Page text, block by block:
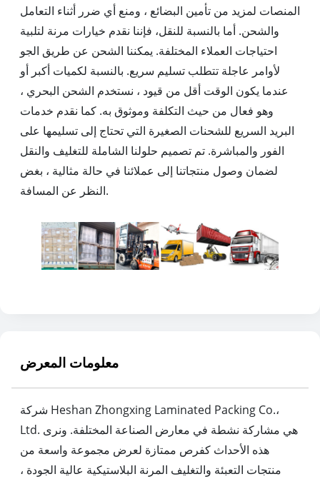
المنصات لمزيد من تأمين البضائع ، ومنع أي ضرر أثناء التعامل
والشحن. أما بالنسبة للنقل، فإننا نقدم خيارات مرنة لتلبية
احتياجات العملاء المختلفة. يمكننا الشحن عن طريق الجو
لأوامر عاجلة تتطلب تسليم سريع. بالنسبة لكميات أكبر أو
عندما يكون الوقت أقل من قيود ، نستخدم الشحن البحري ،
وهو فعال من حيث التكلفة وموثوق به. كما نقدم خدمات
البريد السريع للشحنات الصغيرة التي تحتاج إلى تسليمها على
الفور والمباشرة. تم تصميم حلولنا الشاملة للتغليف والنقل
لضمان وصول منتجاتنا إلى عملائنا في حالة مثالية ، بغض
النظر عن المسافة.
معلومات المعرض
شركة Heshan Zhongxing Laminated Packing Co.،
Ltd. هي مشاركة نشطة في معارض الصناعة المختلفة. ونرى
هذه الأحداث كفرص ممتازة لعرض مجموعة واسعة من
منتجات التعبئة والتغليف المرنة البلاستيكية عالية الجودة ،